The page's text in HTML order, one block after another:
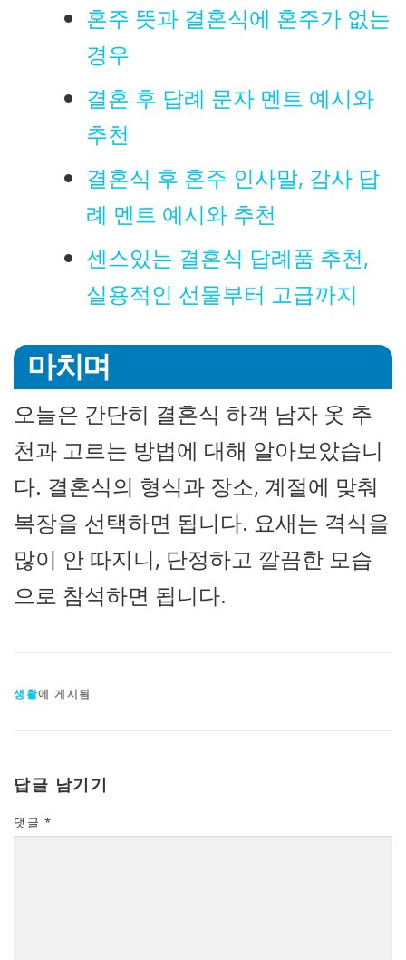
혼주 뜻과 결혼식에 혼주가 없는
경우
결혼 후 답례 문자 멘트 예시와
추천
결혼식 후 혼주 인사말, 감사 답
례 멘트 예시와 추천
센스있는 결혼식 답례품 추천,
실용적인 선물부터 고급까지
마치며
오늘은 간단히 결혼식 하객 남자 옷 추
천과 고르는 방법에 대해 알아보았습니
다. 결혼식의 형식과 장소, 계절에 맞춰
복장을 선택하면 됩니다. 요새는 격식을
많이 안 따지니, 단정하고 깔끔한 모습
으로 참석하면 됩니다.
생활에 게시됨
답글 남기기
댓글 *